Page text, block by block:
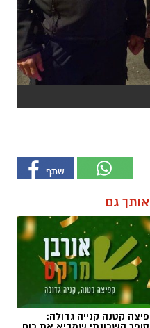
קפיצה קטנה קנייה גדולה:
הסופר השכונתי שמביא את כוח
הרשתות הגדולות לרמת גן